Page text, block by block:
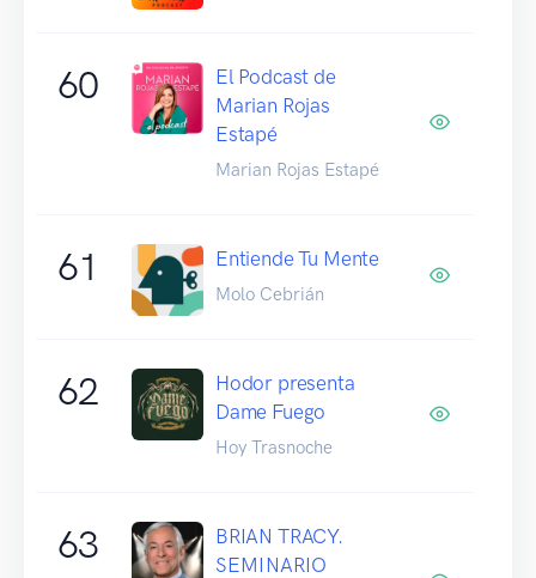
60
El Podcast de
Marian Rojas
Estapé
Marian Rojas Estapé
61 Entiende Tu Mente
Molo Cebrián
62
Hodor presenta
Dame Fuego
Hoy Trasnoche
63
BRIAN TRACY.
SEMINARIO